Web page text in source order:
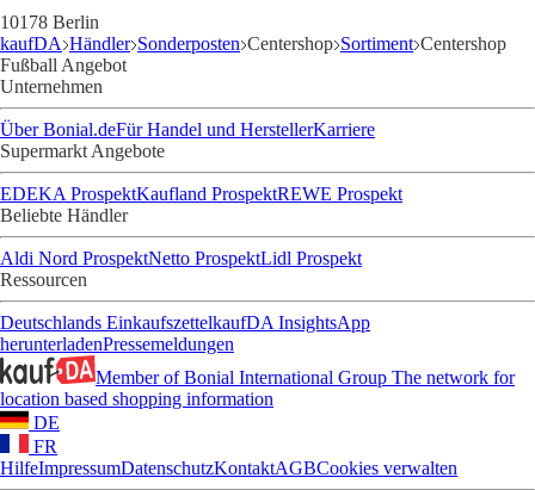
10178 Berlin
kaufDA Händler Sonderposten Centershop Sortiment Centershop
Fußball Angebot
Unternehmen
Über Bonial.deFür Handel und HerstellerKarriere
Supermarkt Angebote
EDEKA ProspektKaufland ProspektREWE Prospekt
Beliebte Händler
Aldi Nord ProspektNetto ProspektLidl Prospekt
Ressourcen
Deutschlands EinkaufszettelkaufDA InsightsApp
herunterladenPressemeldungen
Member of Bonial International Group The network for
location based shopping information
DE
FR
HilfeImpressumDatenschutzKontaktAGBCookies verwalten